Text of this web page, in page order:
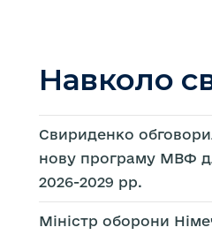
Навколо
Свириденко
нову програму МВФ
2026-2029 рр.
Міністр оборони